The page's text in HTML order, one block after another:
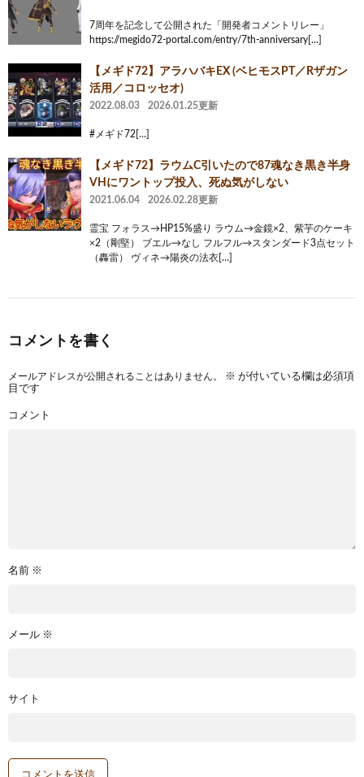
7周年を記念して公開された「開発者コメントリレー」
https://megido72-portal.com/entry/7th-anniversary[…]
【メギド72】アラハバキEX (ベヒモスPT／Rザガン
活用／コロッセオ)
2022.08.03 2026.01.25更新
#メギド72[…]
【メギド72】ラウムC引いたので87魂なき黒き半身
VHにワントップ投入、死ぬ気がしない
2021.06.04 2026.02.28更新
霊宝 フォラス→HP15%盛り ラウム→金鏡×2、紫芋のケーキ
×2（剛堅） ブエル→なし フルフル→スタンダード3点セット
（轟雷） ヴィネ→陽炎の法衣[…]
コメントを書く
メールアドレスが公開されることはありません。 ※ が付いている欄は必須項
目です
コメント
名前 ※
メール ※
サイト